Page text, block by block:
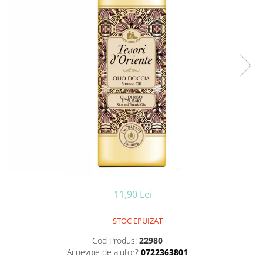
Cosmetice profesionale
Tratamente si masca de par
Deodorante si antiperspirante
Produse pentru protectie solara
11,90 Lei
STOC EPUIZAT
Cod Produs: 22980
Ai nevoie de ajutor? 0722363801